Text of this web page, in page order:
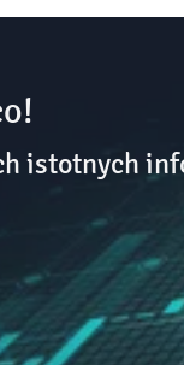
istotnych